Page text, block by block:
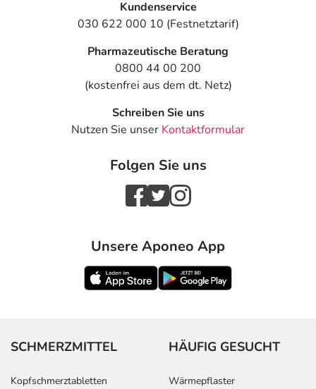
Kundenservice
030 622 000 10 (Festnetztarif)
Pharmazeutische Beratung
0800 44 00 200
(kostenfrei aus dem dt. Netz)
Schreiben Sie uns
Nutzen Sie unser Kontaktformular
Folgen Sie uns
Unsere Aponeo App
SCHMERZMITTEL
Kopfschmerztabletten
HÄUFIG GESUCHT
Wärmepflaster